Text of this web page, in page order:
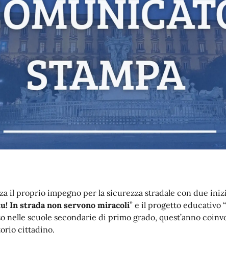
il proprio impegno per la sicurezza stradale con due
In strada non servono miracoli” e il progetto educativo “
nelle scuole secondarie di primo grado, quest’anno
cittadino.